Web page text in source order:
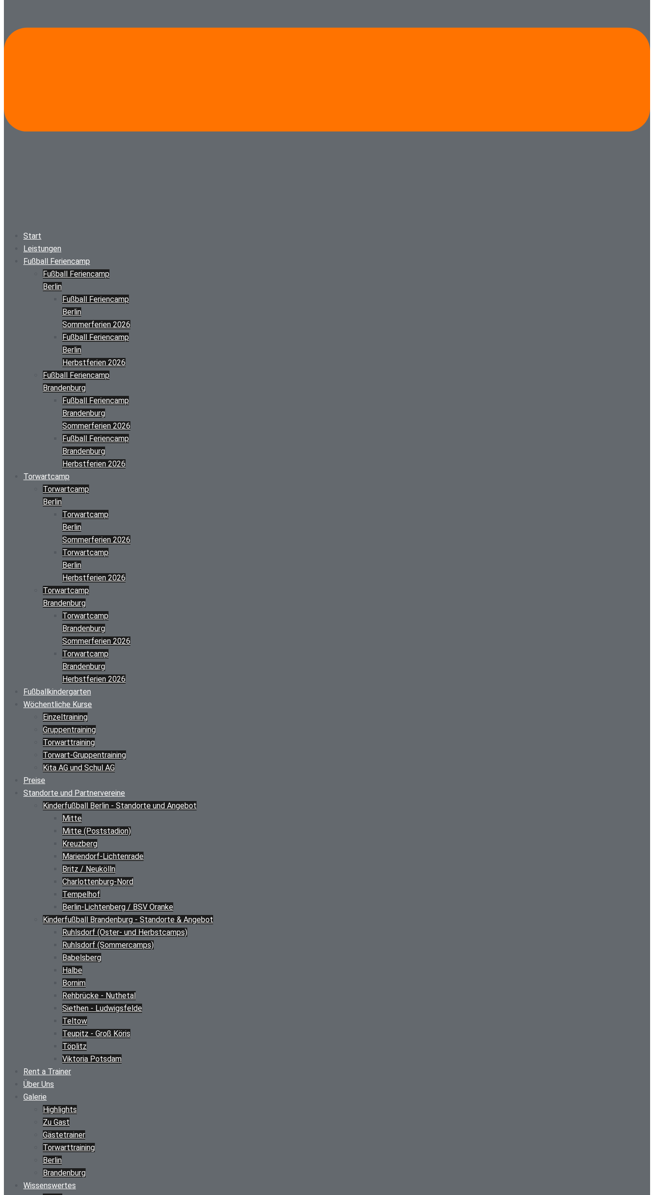
Start
Leistungen
Fußball Feriencamp
Fußball Feriencamp
Berlin
Fußball Feriencamp
Berlin
Sommerferien 2026
Fußball Feriencamp
Berlin
Herbstferien 2026
Fußball Feriencamp
Brandenburg
Fußball Feriencamp
Brandenburg
Sommerferien 2026
Fußball Feriencamp
Brandenburg
Herbstferien 2026
Torwartcamp
Torwartcamp
Berlin
Torwartcamp
Berlin
Sommerferien 2026
Torwartcamp
Berlin
Herbstferien 2026
Torwartcamp
Brandenburg
Torwartcamp
Brandenburg
Sommerferien 2026
Torwartcamp
Brandenburg
Herbstferien 2026
Fußballkindergarten
Wöchentliche Kurse
Einzeltraining
Gruppentraining
Torwarttraining
Torwart-Gruppentraining
Kita AG und Schul AG
Preise
Standorte und Partnervereine
Kinderfußball Berlin - Standorte und Angebot
Mitte
Mitte (Poststadion)
Kreuzberg
Mariendorf-Lichtenrade
Britz / Neukölln
Charlottenburg-Nord
Tempelhof
Berlin-Lichtenberg / BSV Oranke
Kinderfußball Brandenburg - Standorte & Angebot
Ruhlsdorf (Oster- und Herbstcamps)
Ruhlsdorf (Sommercamps)
Babelsberg
Halbe
Bornim
Rehbrücke - Nuthetal
Siethen - Ludwigsfelde
Teltow
Teupitz - Groß Köris
Töplitz
Viktoria Potsdam
Rent a Trainer
Über Uns
Galerie
Highlights
Zu Gast
Gästetrainer
Torwarttraining
Berlin
Brandenburg
Wissenswertes